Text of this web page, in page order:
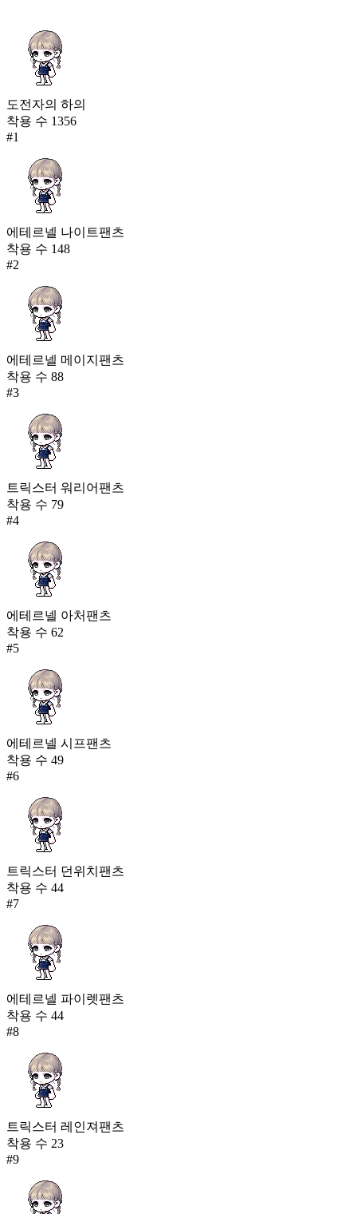
도전자의 하의
착용 수 1356
#1
에테르넬 나이트팬츠
착용 수 148
#2
에테르넬 메이지팬츠
착용 수 88
#3
트릭스터 워리어팬츠
착용 수 79
#4
에테르넬 아처팬츠
착용 수 62
#5
에테르넬 시프팬츠
착용 수 49
#6
트릭스터 던위치팬츠
착용 수 44
#7
에테르넬 파이렛팬츠
착용 수 44
#8
트릭스터 레인져팬츠
착용 수 23
#9